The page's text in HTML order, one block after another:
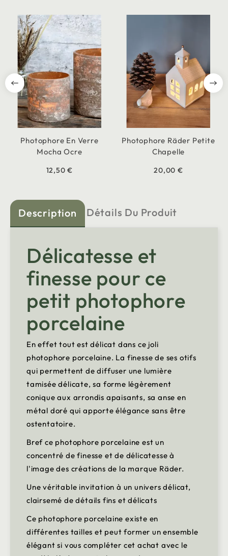
Photophore En Verre
Mocha Ocre
12,50 €
Photophore Räder Petite
Chapelle
20,00 €
Description Détails Du Produit
Délicatesse et
finesse pour ce
petit photophore
porcelaine
En effet tout est délicat dans ce joli
photophore porcelaine. La finesse de ses otifs
qui permettent de diffuser une lumière
tamisée délicate, sa forme légèrement
conique aux arrondis apaisants, sa anse en
métal doré qui apporte élégance sans être
ostentatoire.
Bref ce photophore porcelaine est un
concentré de finesse et de délicatesse à
l'image des créations de la marque Räder.
Une véritable invitation à un univers délicat,
clairsemé de détails fins et délicats
Ce photophore porcelaine existe en
différentes tailles et peut former un ensemble
élégant si vous compléter cet achat avec le